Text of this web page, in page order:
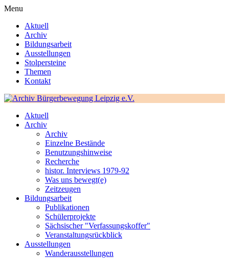
Menu
Aktuell
Archiv
Bildungsarbeit
Ausstellungen
Stolpersteine
Themen
Kontakt
Aktuell
Archiv
Archiv
Einzelne Bestände
Benutzungshinweise
Recherche
histor. Interviews 1979-92
Was uns bewegt(e)
Zeitzeugen
Bildungsarbeit
Publikationen
Schülerprojekte
Sächsischer "Verfassungskoffer"
Veranstaltungsrückblick
Ausstellungen
Wanderausstellungen